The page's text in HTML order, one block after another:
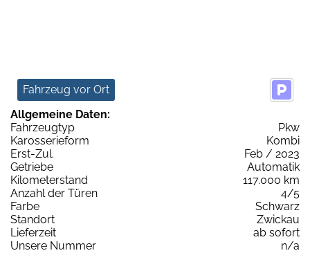
Fahrzeug vor Ort
Allgemeine Daten:
Fahrzeugtyp
Pkw
Karosserieform
Kombi
Erst-Zul.
Feb / 2023
Getriebe
Automatik
Kilometerstand
117.000 km
Anzahl der Türen
4/5
Farbe
Schwarz
Standort
Zwickau
Lieferzeit
ab sofort
Unsere Nummer
n/a